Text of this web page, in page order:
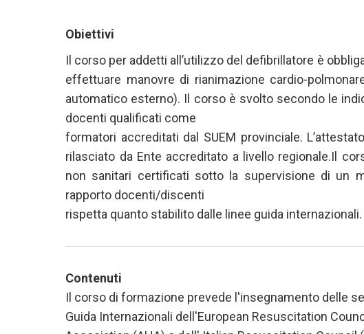
Obiettivi
Il corso per addetti all’utilizzo del defibrillatore è
effettuare manovre di rianimazione cardio-
automatico esterno). Il corso è svolto secondo le
docenti qualificati come
formatori accreditati dal SUEM provinciale.
rilasciato da Ente accreditato a livello regionale.Il
non sanitari certificati sotto la supervisione di un
rapporto docenti/discenti
rispetta quanto stabilito dalle linee guida internazionali.
Contenuti
Il corso di formazione prevede l'insegnamento delle
Guida Internazionali dell'European Resuscitation